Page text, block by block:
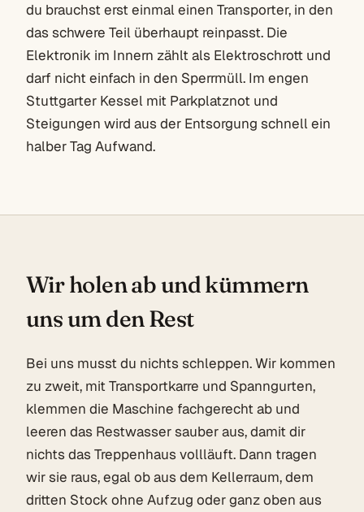
du brauchst erst einmal einen Transporter, in den
das schwere Teil überhaupt reinpasst. Die
Elektronik im Innern zählt als Elektroschrott und
darf nicht einfach in den Sperrmüll. Im engen
Stuttgarter Kessel mit Parkplatznot und
Steigungen wird aus der Entsorgung schnell ein
halber Tag Aufwand.
Wir holen ab und kümmern
uns um den Rest
Bei uns musst du nichts schleppen. Wir kommen
zu zweit, mit Transportkarre und Spanngurten,
klemmen die Maschine fachgerecht ab und
leeren das Restwasser sauber aus, damit dir
nichts das Treppenhaus vollläuft. Dann tragen
wir sie raus, egal ob aus dem Kellerraum, dem
dritten Stock ohne Aufzug oder ganz oben aus